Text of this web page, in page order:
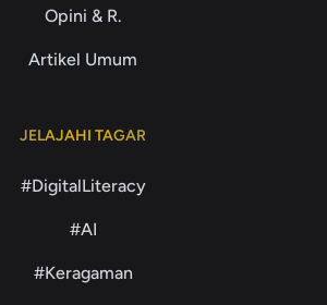
Opini & R.
Artikel Umum
JELAJAHI TAGAR
#DigitalLiteracy
#AI
#Keragaman